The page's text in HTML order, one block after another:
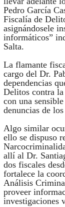
Pedro García
Fiscalía de
asignándosele
informáticos”
Salta.
La flamante
cargo del Dr.
dependencias
Delitos contra
con una
denuncias de
Algo similar
ello se dispuso
allí al Dr.
dos fiscales
fortalece la
Análisis
proveer
investigaciones